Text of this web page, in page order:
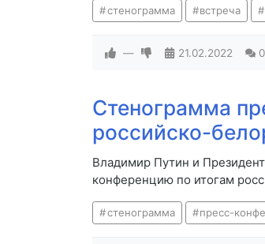
стенограмма встреча
— 21.02.2022 0
Стенограмма
российско-
Владимир Путин и
конференцию по итогам
стенограмма пресс-